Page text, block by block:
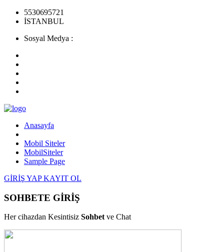
5530695721
İSTANBUL
Sosyal Medya :
Anasayfa
Mobil Siteler
MobilSiteler
Sample Page
GİRİŞ YAP KAYIT OL
SOHBETE GİRİŞ
Her cihazdan Kesintisiz Sohbetve Chat